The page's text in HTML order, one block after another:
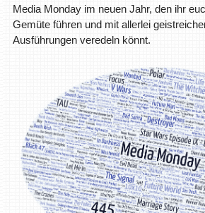
Media Monday im neuen Jahr, den ihr
Gemüte führen und mit allerlei
Ausführungen veredeln könnt.